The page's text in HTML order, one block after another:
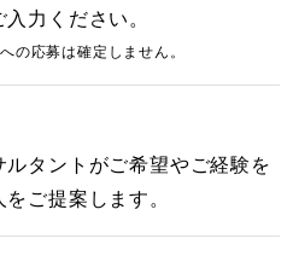
力ください。
の応募は確定しません。
タントがご希望やご経験を
ご提案します。